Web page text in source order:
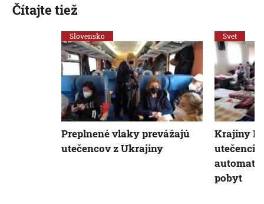
Čítajte tiež
Slovensko
Preplnené vlaky prevážajú
utečencov z Ukrajiny
Svet
Krajiny
utečenci
pobyt